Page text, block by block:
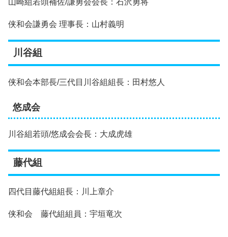
山崎組若頭補佐/謙勇会会長：石沢勇将
侠和会謙勇会 理事長：山村義明
川谷組
侠和会本部長/三代目川谷組組長：田村悠人
悠成会
川谷組若頭/悠成会会長：大成虎雄
藤代組
四代目藤代組組長：川上章介
侠和会 藤代組組員：宇垣竜次